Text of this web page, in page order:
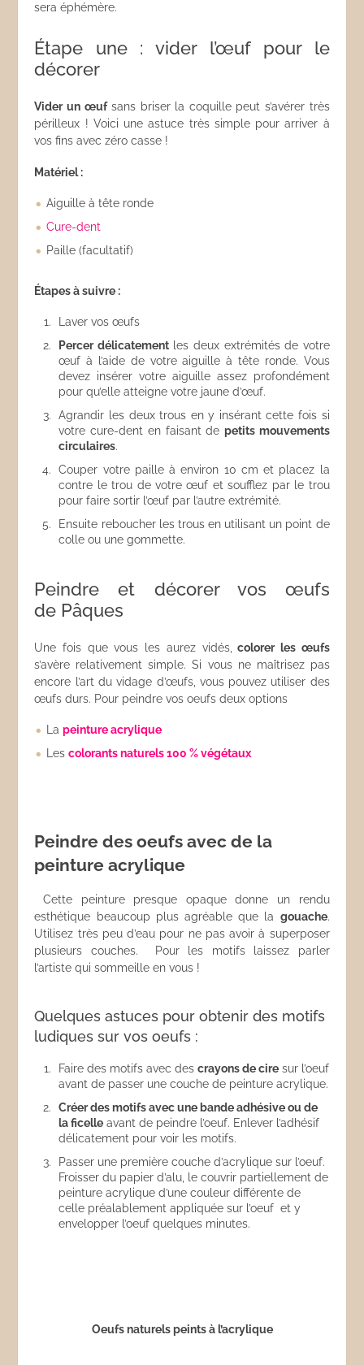
sera éphémère.
Étape une : vider l’œuf pour le
décorer
Vider un œufsans briser la coquille peut s’avérer très
périlleux ! Voici une astuce très simple pour arriver à
vos fins avec zéro casse !
Matériel :
Aiguille à tête ronde
Cure-dent
Paille (facultatif)
Étapes à suivre :
Laver vos œufs
Percer délicatementles deux extrémités de votre
œuf à l’aide de votre aiguille à tête ronde. Vous
devez insérer votre aiguille assez profondément
pour qu’elle atteigne votre jaune d’œuf.
Agrandir les deux trous en y insérant cette fois si
votre cure-dent en faisant de petits mouvements
circulaires.
Couper votre paille à environ 10 cm et placez la
contre le trou de votre œuf et soufflez par le trou
pour faire sortir l’œuf par l’autre extrémité.
Ensuite reboucher les trous en utilisant un point de
colle ou une gommette.
Peindre et décorer vos œufs
de Pâques
Une fois que vous les aurez vidés, colorer les œufs
s’avère relativement simple. Si vous ne maîtrisez pas
encore l’art du vidage d’œufs, vous pouvez utiliser des
œufs durs. Pour peindre vos oeufs deux options
Lapeinture acrylique
Lescolorants naturels 100 % végétaux
Peindre des oeufs avec de la
peinture acrylique
Cette peinture presque opaque donne un rendu
esthétique beaucoup plus agréable que la gouache.
Utilisez très peu d’eau pour ne pas avoir à superposer
plusieurs couches. Pour les motifs laissez parler
l’artiste qui sommeille en vous !
Quelques astuces pour obtenir des motifs
ludiques sur vos oeufs :
Faire des motifs avec descrayons de cire sur l’oeuf
avant de passer une couche de peinture acrylique.
Créer des motifs avec une bande adhésive ou de
la ficelle avant de peindre l’oeuf. Enlever l’adhésif
délicatement pour voir les motifs.
Passer une première couche d’acrylique sur l’oeuf.
Froisser du papier d’alu, le couvrir partiellement de
peinture acrylique d’une couleur différente de
celle préalablement appliquée sur l’oeuf et y
envelopper l’oeuf quelques minutes.
Oeufs naturels peints à l’acrylique